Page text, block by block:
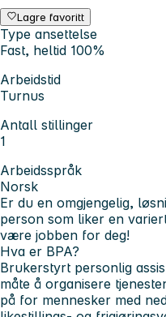
Lagre favoritt
Type ansettelse
Fast, heltid 100%
Arbeidstid
Turnus
Antall stillinger
1
Arbeidsspråk
Norsk
Er du en omgjengelig,
person som liker en
være jobben for deg!
Hva er BPA?
Brukerstyrt personlig
måte å organisere
på for mennesker med